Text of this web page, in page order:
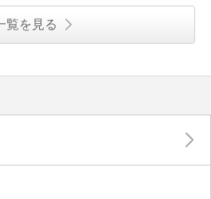
覧を見る